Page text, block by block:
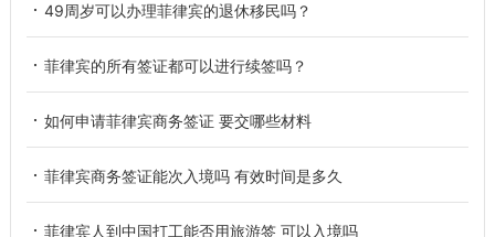
49周岁可以办理菲律宾的退休移民吗？
菲律宾的所有签证都可以进行续签吗？
如何申请菲律宾商务签证 要交哪些材料
菲律宾商务签证能次入境吗 有效时间是多久
菲律宾人到中国打工能否用旅游签 可以入境吗